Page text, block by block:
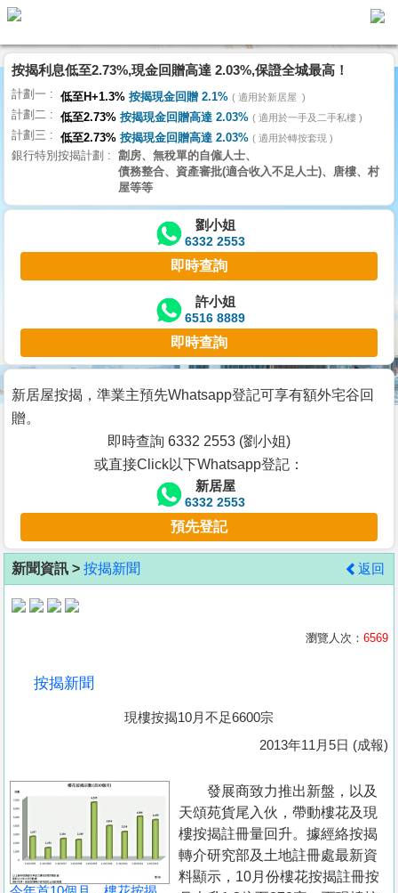
代
理
主
頁
搵
樓/
交
業
主
宅
谷
按
客
地
產
置
業
手
冊
按揭利息低至2.73%,現金回贈高達 2.03%,保證全城最高！
計劃一 低至H+1.3% 按揭現金回贈 2.1% 適用於新居屋
計劃二 低至2.73% 按揭現金回贈高達 2.03% 適用於一手及二手私樓
計劃三 低至2.73% 按揭現金回贈高達 2.03% 適用於轉按套現
銀行特別按揭計劃
劏房、無稅單的自僱人士、
債務整合、資產審批(適合收入不足人士)、唐樓、村
屋等等
劉小姐
6332 2553
即時查詢
許小姐
6516 8889
即時查詢
新居屋按揭，準業主預先Whatsapp登記可享有額外宅谷回
贈。
即時查詢 6332 2553 (劉小姐)
或直接Click以下Whatsapp登記：
新居屋
6332 2553
預先登記
新聞資訊 > 按揭新聞 返回
瀏覽人次： 6569
按揭新聞
現樓按揭10月不足6600宗
2013年11月5日 (成報)
發展商致力推出新盤，以及
天頌苑貨尾入伙，帶動樓花及現
樓按揭註冊量回升。據經絡按揭
轉介研究部及土地註冊處最新資
料顯示，10月份樓花按揭註冊按